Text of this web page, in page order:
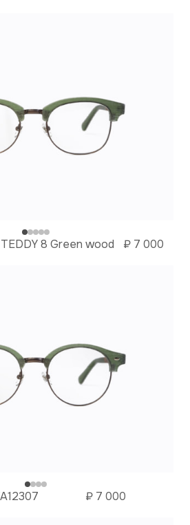
8 Green wood ₽ 7 000
₽ 7 000